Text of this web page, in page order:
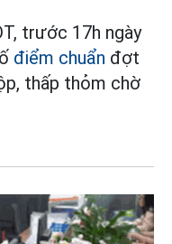
trước 17h ngày
điểm chuẩn đợt
thấp thỏm chờ